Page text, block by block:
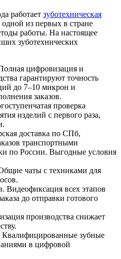
работает зуботехническая
из первых в стране
работы. На настоящее
зуботехнических
цифровизация и
гарантируют точность
до 7–10 микрон и
заказов.
проверка
изделий с первого раза,
доставка по СПб,
транспортными
по России. Выгодные условия
чаты с техниками для
Видеофиксация всех этапов
до отправки готового
производства снижает
зубные
в цифровой